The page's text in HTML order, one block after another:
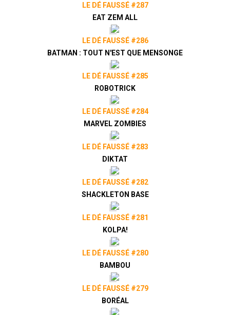
LE DÉ FAUSSÉ #287
EAT ZEM ALL
LE DÉ FAUSSÉ #286
BATMAN : TOUT N'EST QUE MENSONGE
LE DÉ FAUSSÉ #285
ROBOTRICK
LE DÉ FAUSSÉ #284
MARVEL ZOMBIES
LE DÉ FAUSSÉ #283
DIKTAT
LE DÉ FAUSSÉ #282
SHACKLETON BASE
LE DÉ FAUSSÉ #281
KOLPA!
LE DÉ FAUSSÉ #280
BAMBOU
LE DÉ FAUSSÉ #279
BORÉAL